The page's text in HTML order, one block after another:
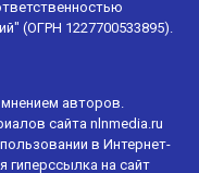
(ОГРН 1227700533895).
авторов.
сайта nlnmedia.ru
в Интернет-
гиперссылка на сайт